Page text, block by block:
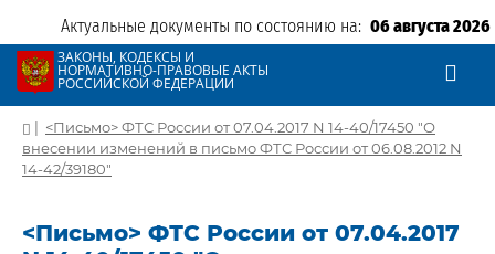
Актуальные документы по состоянию на: 06 августа 2026
ЗАКОНЫ, КОДЕКСЫ И
НОРМАТИВНО-ПРАВОВЫЕ АКТЫ
РОССИЙСКОЙ ФЕДЕРАЦИИ
| <Письмо> ФТС России от 07.04.2017 N 14-40/17450 "О
внесении изменений в письмо ФТС России от 06.08.2012 N
14-42/39180"
<Письмо> ФТС России от 07.04.2017